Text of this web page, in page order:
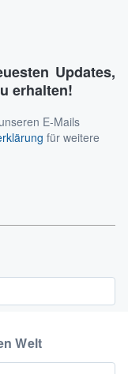
Updates,
erhalten!
E-Mails
für weitere
Welt